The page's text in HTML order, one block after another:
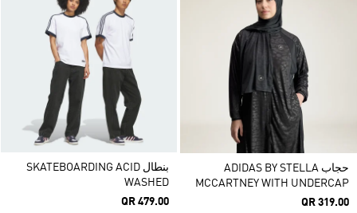
حجاب ADIDAS BY STELLA
MCCARTNEY WITH UNDERCAP
QR 319.00
بنطال SKATEBOARDING ACID
WASHED
QR 479.00